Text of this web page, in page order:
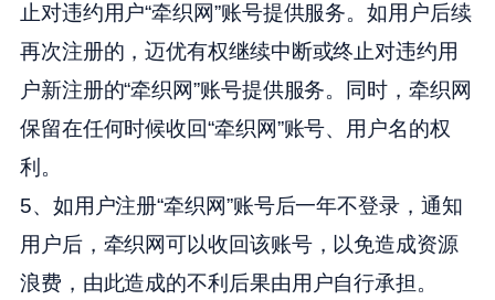
止对违约用户“牵织网”账号提供服务。如用户后续
再次注册的，迈优有权继续中断或终止对违约用
户新注册的“牵织网”账号提供服务。同时，牵织网
保留在任何时候收回“牵织网”账号、用户名的权
利。
5、如用户注册“牵织网”账号后一年不登录，通知
用户后，牵织网可以收回该账号，以免造成资源
浪费，由此造成的不利后果由用户自行承担。